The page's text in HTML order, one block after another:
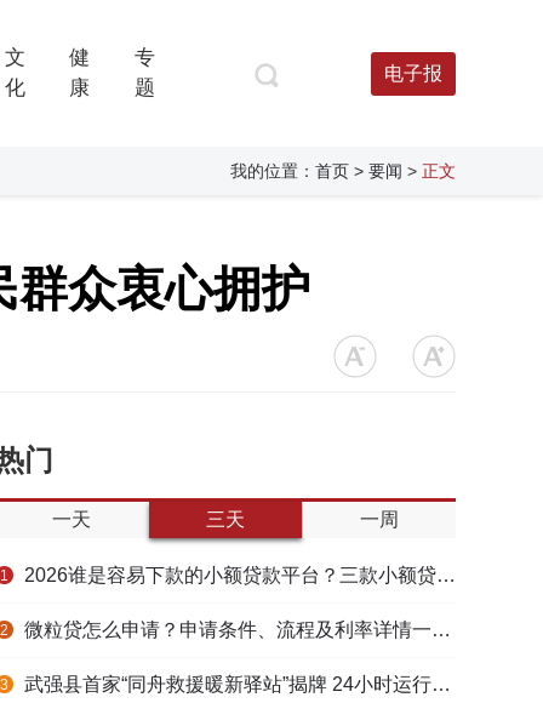
文
化
健
康
专
题
电子报
我的位置： 首页 > 要闻 > 正文
众衷心拥护
门
一天 三天 一周
1 2026谁是容易下款的小额贷款平台？三款小额贷款产品全面对比
2 微粒贷怎么申请？申请条件、流程及利率详情一文看懂
3 武强县首家“同舟救援暖新驿站”揭牌 24小时运行守护户外劳动者